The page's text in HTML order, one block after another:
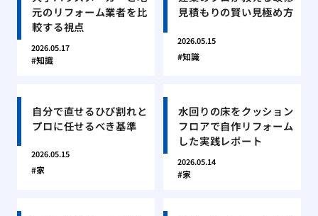
元のリフォーム業者を比
較する視点
2026.05.17
知識
見積もりの賢い見極め方
2026.05.15
知識
自分で直せるひび割れと
プロに任せるべき基準
2026.05.15
家
水回りの床をクッション
フロアで自作リフォーム
した実践レポート
2026.05.14
家